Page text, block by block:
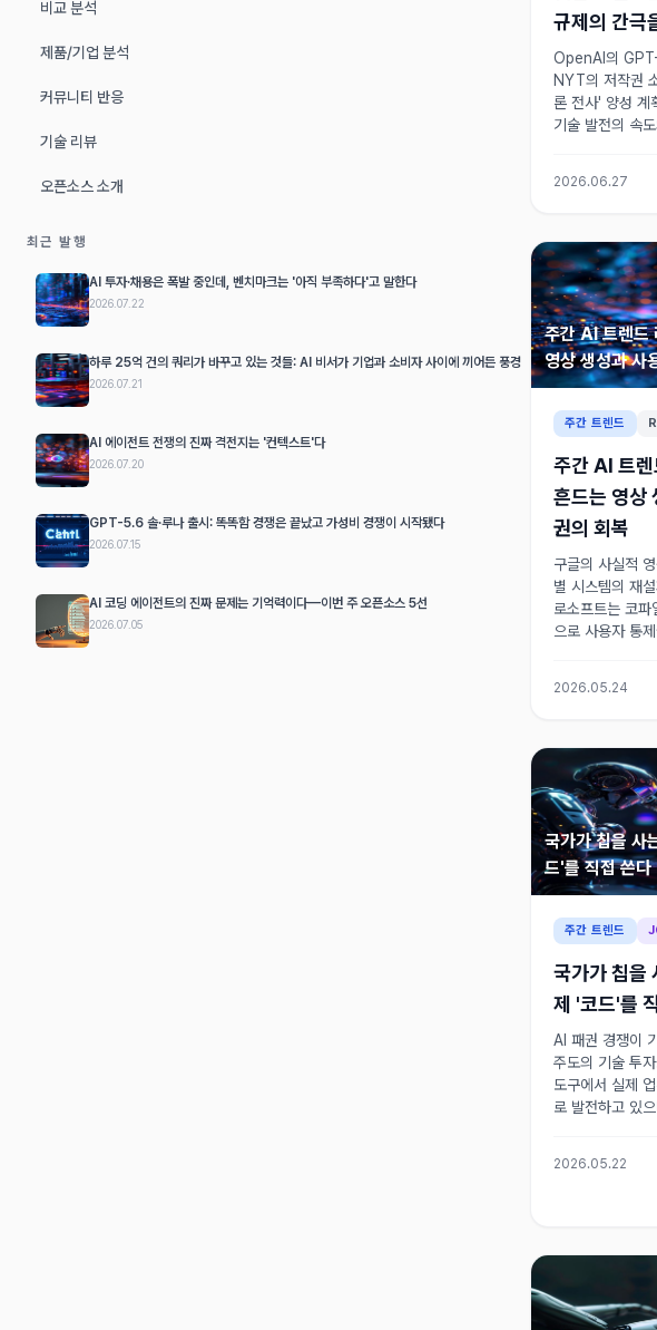
비교 분석
제품/기업 분석
커뮤니티 반응
기술 리뷰
오픈소스 소개
최근 발행
AI 투자·채용은 폭발 중인데, 벤치마크는 '아직 부족하다'고 말한다
2026.07.22
하루 25억 건의 쿼리가 바꾸고 있는 것들: AI 비서가 기업과 소비자 사이에 끼어든 풍경
2026.07.21
AI 에이전트 전쟁의 진짜 격전지는 '컨텍스트'다
2026.07.20
GPT-5.6 솔·루나 출시: 똑똑함 경쟁은 끝났고 가성비 경쟁이 시작됐다
2026.07.15
AI 코딩 에이전트의 진짜 문제는 기억력이다—이번 주 오픈소스 5선
2026.07.05
규제의 간극
OpenAI의
NYT의 저작권
론 전사' 양성 계
기술 발전의 속
2026.06.27
주간 AI 트렌드
영상 생성과 사
주간 트렌드
주간 AI 트
흔드는 영상
권의 회복
구글의 사실적
별 시스템의 재
로소프트는 코파
으로 사용자 통
키워드는 사실성
2026.05.24
국가가 칩을 사
드'를 직접 쓴다
주간 트렌드
국가가 칩을
제 '코드'를
AI 패권 경쟁이
주도의 기술 투
도구에서 실제
로 발전하고 있
2026.05.22